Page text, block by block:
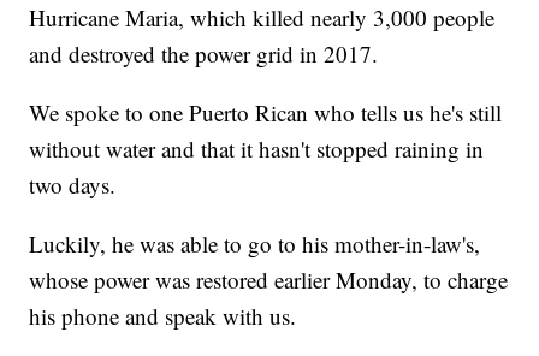
Hurricane Maria, which killed nearly 3,000 people
and destroyed the power grid in 2017.
We spoke to one Puerto Rican who tells us he's still
without water and that it hasn't stopped raining in
two days.
Luckily, he was able to go to his mother-in-law's,
whose power was restored earlier Monday, to charge
his phone and speak with us.